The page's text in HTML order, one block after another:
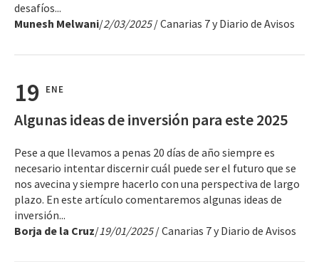
desafíos...
Munesh Melwani/2/03/2025/ Canarias 7 y Diario de Avisos
19 ENE
Algunas ideas de inversión para este 2025
Pese a que llevamos a penas 20 días de año siempre es
necesario intentar discernir cuál puede ser el futuro que se
nos avecina y siempre hacerlo con una perspectiva de largo
plazo. En este artículo comentaremos algunas ideas de
inversión...
Borja de la Cruz/19/01/2025/ Canarias 7 y Diario de Avisos